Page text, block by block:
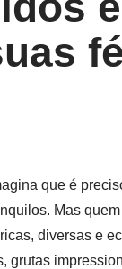
que é
Mas
diversas e
grutas